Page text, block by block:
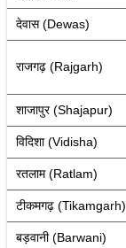
देवास (Dewas)
राजगढ़ (Rajgarh)
शाजापुर (Shajapur)
विदिशा (Vidisha)
रतलाम (Ratlam)
टीकमगढ़ (Tikamgarh)
बड़वानी (Barwani)